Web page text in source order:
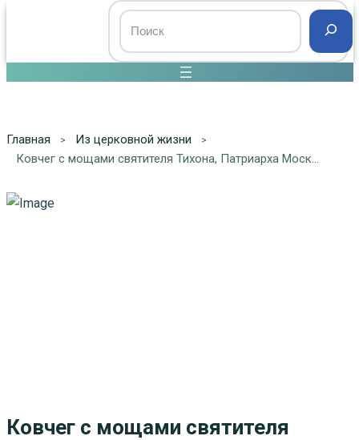
Главная
Из церковной жизни
Ковчег с мощами святителя Тихона, Патриарха Московского, будет принесен в Сергиево-Посадскую епархию
Ковчег с мощами святителя